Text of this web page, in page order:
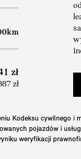
zł
zł
Kodeksu cywilnego i
pojazdów i
weryfikacji